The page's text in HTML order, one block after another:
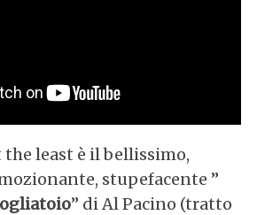
least è il bellissimo,
stupefacente ”
” di Al Pacino (tratto